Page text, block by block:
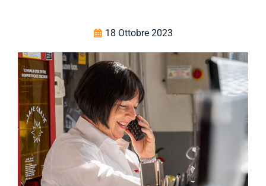
18 Ottobre 2023